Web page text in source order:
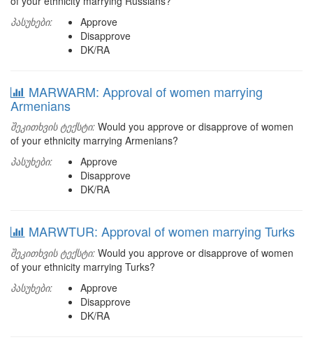
პასუხები:
Approve
Disapprove
DK/RA
MARWARM: Approval of women marrying
Armenians
შეკითხვის ტექსტი: Would you approve or disapprove of women
of your ethnicity marrying Armenians?
პასუხები:
Approve
Disapprove
DK/RA
MARWTUR: Approval of women marrying Turks
შეკითხვის ტექსტი: Would you approve or disapprove of women
of your ethnicity marrying Turks?
პასუხები:
Approve
Disapprove
DK/RA